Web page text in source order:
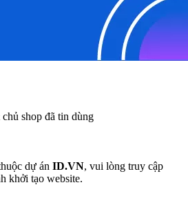
shop đã tin dùng
dự án ID.VN, vui lòng truy cập
khởi tạo website.